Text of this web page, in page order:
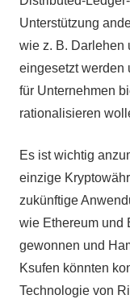
Unterstützung
wie z. B. Darlehen
eingesetzt werden
für Unternehmen
rationalisieren
Es ist wichtig
einzige
zukünftige
wie Ethereum und
gewonnen und
Ksufen könnten
Technologie von